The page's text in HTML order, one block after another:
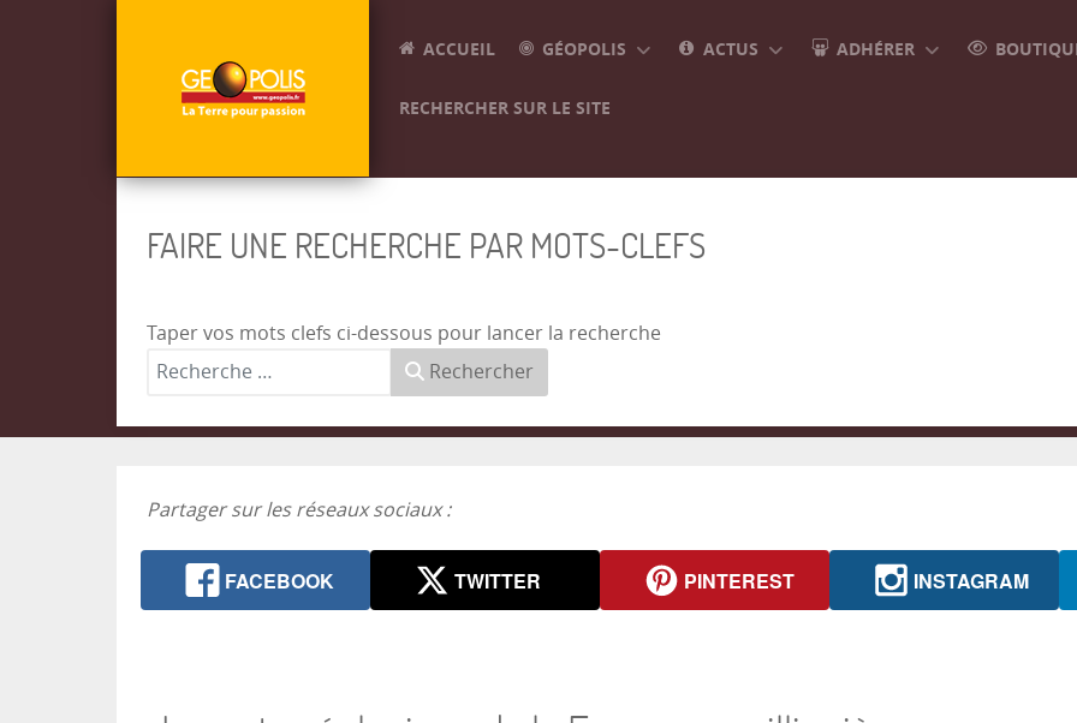
ACCUEIL GÉOPOLIS ACTUS ADHÉRER
RECHERCHER SUR LE SITE
FAIRE UNE RECHERCHE PAR MOTS-CLEFS
Taper vos mots clefs ci-dessous pour lancer la recherche
Rechercher
Partager sur les réseaux sociaux :
FACEBOOK TWITTER PINTEREST INSTAGRAM